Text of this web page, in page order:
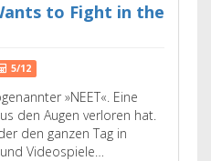
to Fight in the
5/12
»NEET«. Eine
den Augen verloren hat.
den ganzen Tag in
Videospiele…